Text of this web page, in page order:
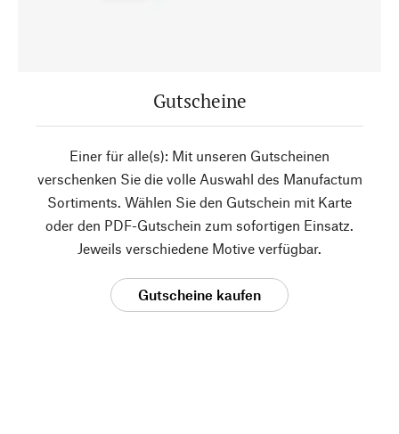
Gutscheine
Einer für alle(s): Mit unseren Gutscheinen
verschenken Sie die volle Auswahl des Manufactum
Sortiments. Wählen Sie den Gutschein mit Karte
oder den PDF-Gutschein zum sofortigen Einsatz.
Jeweils verschiedene Motive verfügbar.
Gutscheine kaufen